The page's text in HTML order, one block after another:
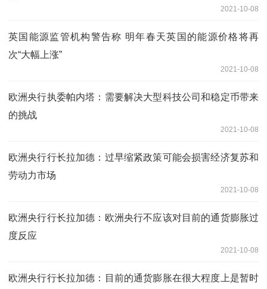
2021-10-08
英国能源监管机构警告称 明年春天英国的能源价格将再
次“大幅上涨”
2021-10-08
欧洲央行执委帕内塔：需要解决大型科技公司和稳定币带来
的挑战
2021-10-08
欧洲央行行长拉加德：过早缩紧政策可能会损害经济复苏和
劳动力市场
2021-10-08
欧洲央行行长拉加德：欧洲央行不应该对目前的通货膨胀过
度反应
2021-10-08
欧洲央行行长拉加德：目前的通货膨胀在很大程度上是暂时